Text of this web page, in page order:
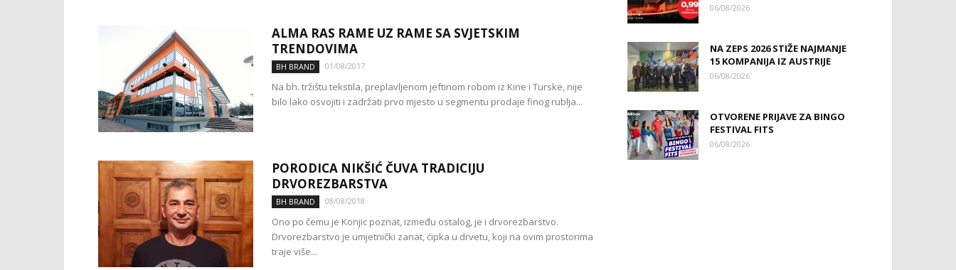
ALMA RAS RAME UZ RAME SA SVJETSKIM
TRENDOVIMA
BH BRAND 01/08/2017
Na bh. tržištu tekstila, preplavljenom jeftinom robom iz Kine i Turske, nije
bilo lako osvojiti i zadržati prvo mjesto u segmentu prodaje finog rublja...
PORODICA NIKŠIĆ ČUVA TRADICIJU
DRVOREZBARSTVA
BH BRAND 08/08/2018
Ono po čemu je Konjic poznat, između ostalog, je i drvorezbarstvo.
Drvorezbarstvo je umjetnički zanat, ćipka u drvetu, koji na ovim prostorima
traje više...
06/08/2026
NA ZEPS 2026 STIŽE NAJMANJE
15 KOMPANIJA IZ AUSTRIJE
06/08/2026
OTVORENE PRIJAVE ZA BINGO
FESTIVAL FITS
06/08/2026